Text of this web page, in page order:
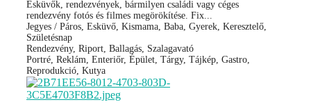
Esküvők, rendezvények, bármilyen családi vagy céges
rendezvény fotós és filmes megörökítése. Fix...
Jegyes / Páros, Esküvő, Kismama, Baba, Gyerek, Keresztelő,
Születésnap
Rendezvény, Riport, Ballagás, Szalagavató
Portré, Reklám, Enteriőr, Épület, Tárgy, Tájkép, Gastro,
Reprodukció, Kutya